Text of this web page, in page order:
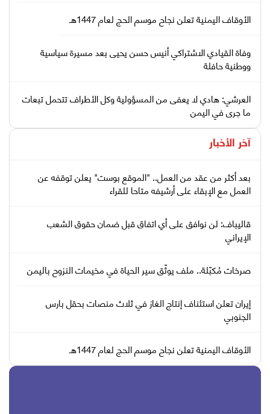
الأوقاف اليمنية تعلن نجاح موسم الحج لعام 1447هـ
وفاة القيادي الاشتراكي أنيس حسن يحيى بعد مسيرة سياسية
ووطنية حافلة
العرشي: هادي لا يعفى من المسؤولية وكل الأطراف تتحمل تبعات
ما جرى في اليمن
آخر الأخبار
بعد أكثر من عقد من العمل.. "الموقع بوست" يعلن توقفه عن
العمل مع الإبقاء على أرشيفه متاحا للقراء
قاليباف: لن نوافق على أي اتفاق قبل ضمان حقوق الشعب
الإيراني
صرخات مُكبّلة.. ملف يوثّق سير الحياة في مخيمات النزوح باليمن
إيران تعلن استئناف إنتاج الغاز في ثلاث منصات بحقل بارس
الجنوبي
الأوقاف اليمنية تعلن نجاح موسم الحج لعام 1447هـ